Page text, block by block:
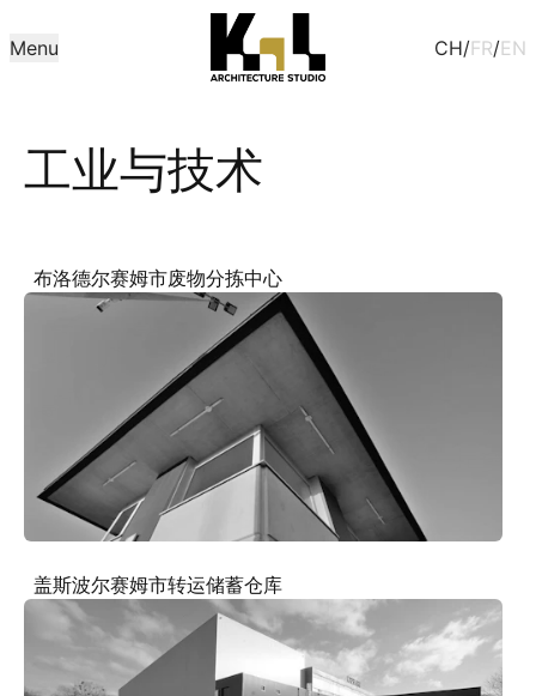
Menu CH/FR/EN
工业与技术
布洛德尔赛姆市废物分拣中心
盖斯波尔赛姆市转运储蓄仓库